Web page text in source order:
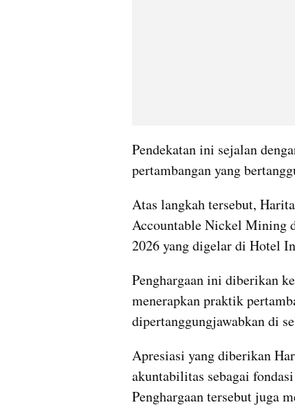
Pendekatan ini sejalan
pertambangan yang
Atas langkah tersebut,
Accountable Nickel Mining
2026 yang digelar di Hotel
Penghargaan ini diberikan
menerapkan praktik
dipertanggungjawabkan di
Apresiasi yang diberikan
akuntabilitas sebagai
Penghargaan tersebut juga